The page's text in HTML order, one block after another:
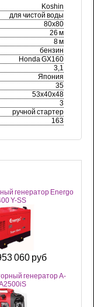
Koshin
для чистой воды
80х80
26 м
8 м
бензин
Honda GX160
3,1
Япония
35
53х40х48
3
ручной стартер
163
генератор Energo
Y-SS
060 руб
генератор A-